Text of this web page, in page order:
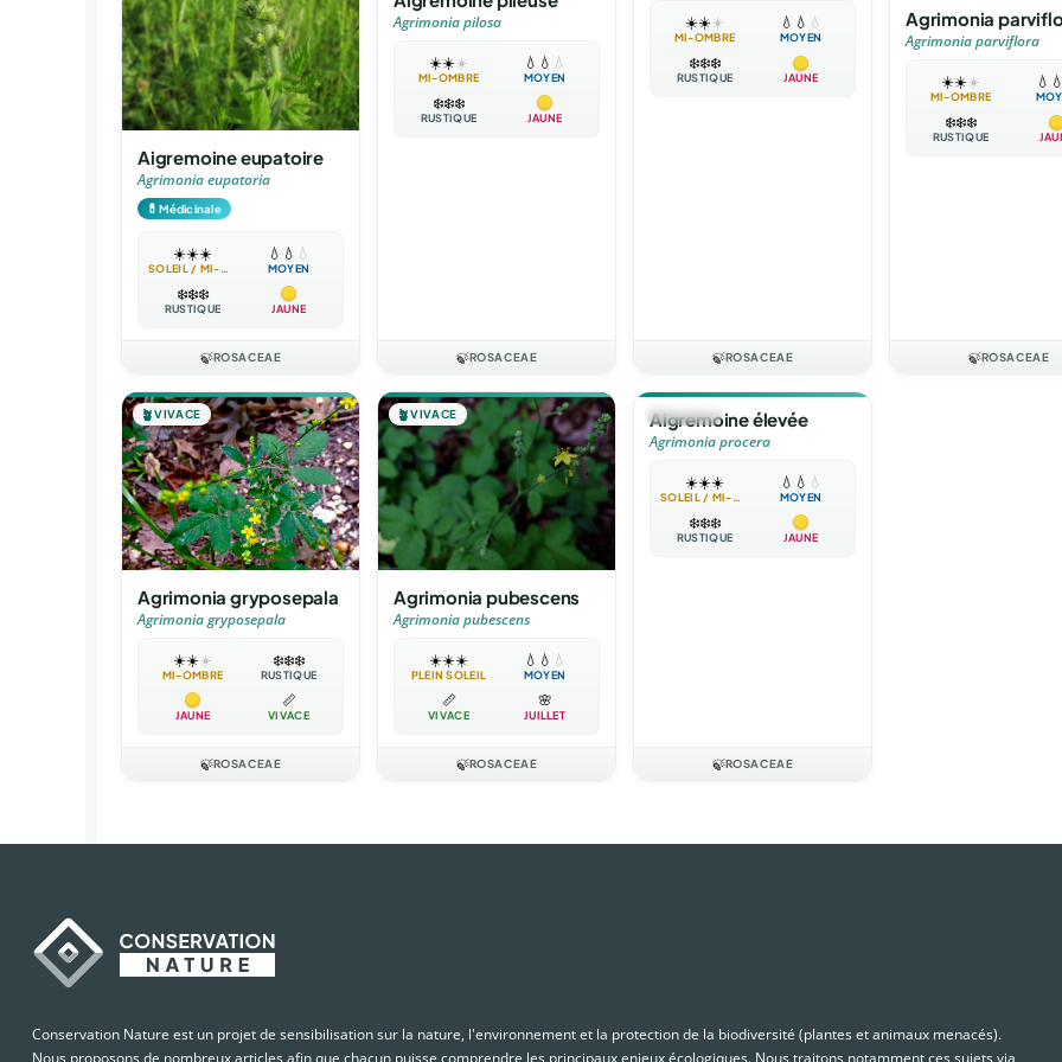
Aigremoine eupatoire
Agrimonia eupatoria
💊Médicinale
☀️☀️☀️
SOLEIL / MI-OMBRE
💧 💧 💧
MOYEN
❄️❄️❄️
RUSTIQUE JAUNE
🍃ROSACEAE
Agrimonia pilosa
☀️☀️☀️
MI-OMBRE
💧 💧 💧
MOYEN
❄️❄️❄️
RUSTIQUE JAUNE
🍃ROSACEAE
☀️☀️☀️
MI-OMBRE
💧 💧 💧
MOYEN
❄️❄️❄️
RUSTIQUE JAUNE
🍃ROSACEAE
Agrimonia
Agrimonia parviflora
☀️☀️☀️
MI-OMBRE
💧 💧
❄️❄️❄️
RUSTIQUE
🍃ROSACEAE
🪴VIVACE
Agrimonia gryposepala
Agrimonia gryposepala
☀️☀️☀️
MI-OMBRE
❄️❄️❄️
RUSTIQUE
JAUNE
📏
VIVACE
🍃ROSACEAE
🪴VIVACE
Agrimonia pubescens
Agrimonia pubescens
☀️☀️☀️
PLEIN SOLEIL
💧 💧 💧
MOYEN
📏
VIVACE
🌸
JUILLET
🍃ROSACEAE
🪴VIVACE
Aigremoine élevée
Agrimonia procera
☀️☀️☀️
SOLEIL / MI-OMBRE
💧 💧 💧
MOYEN
❄️❄️❄️
RUSTIQUE JAUNE
🍃ROSACEAE
Conservation Nature est un projet de sensibilisation sur la nature, l'environnement et la protection de la biodiversité (plantes et animaux menacés).
Nous proposons de nombreux articles afin que chacun puisse comprendre les principaux enjeux écologiques. Nous traitons notamment ces sujets via